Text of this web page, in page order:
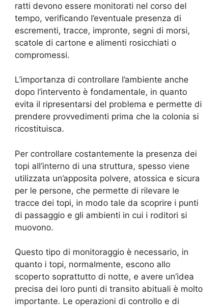
ratti devono essere monitorati nel corso del
tempo, verificando l’eventuale presenza di
escrementi, tracce, impronte, segni di morsi,
scatole di cartone e alimenti rosicchiati o
compromessi.
L’importanza di controllare l’ambiente anche
dopo l’intervento è fondamentale, in quanto
evita il ripresentarsi del problema e permette di
prendere provvedimenti prima che la colonia si
ricostituisca.
Per controllare costantemente la presenza dei
topi all’interno di una struttura, spesso viene
utilizzata un’apposita polvere, atossica e sicura
per le persone, che permette di rilevare le
tracce dei topi, in modo tale da scoprire i punti
di passaggio e gli ambienti in cui i roditori si
muovono.
Questo tipo di monitoraggio è necessario, in
quanto i topi, normalmente, escono allo
scoperto soprattutto di notte, e avere un’idea
precisa dei loro punti di transito abituali è molto
importante. Le operazioni di controllo e di